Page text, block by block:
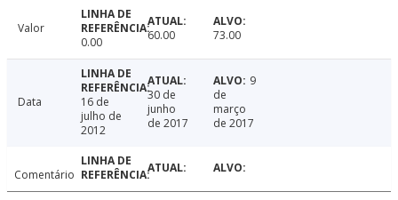
Valor
0.00
60.00 73.00
Data
16 de
julho de
2012
30 de
junho
de 2017
9
de
março
de 2017
Comentário